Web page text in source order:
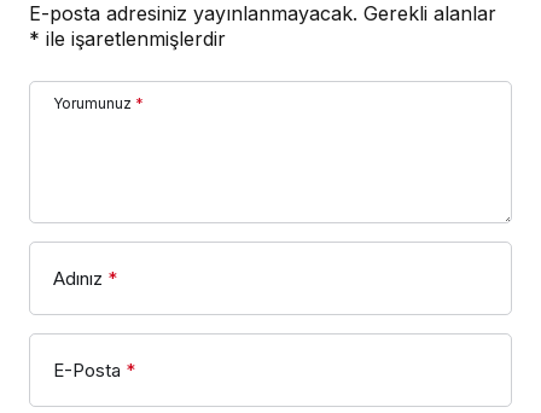
E-posta adresiniz yayınlanmayacak. Gerekli alanlar
* ile işaretlenmişlerdir
Yorumunuz *
Adınız *
E-Posta *